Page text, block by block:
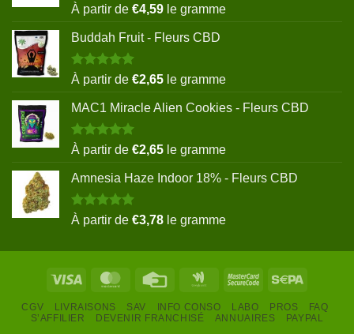
Note5.00
sur 5
À partir de €4,59 le gramme
Buddah Fruit - Fleurs CBD
Note5.00
sur 5
À partir de €2,65 le gramme
MAC1 Miracle Alien Cookies - Fleurs CBD
Note5.00
sur 5
À partir de €2,65 le gramme
Amnesia Haze Indoor 18% - Fleurs CBD
Note5.00
sur 5
À partir de €3,78 le gramme
Visa MasterCardCredit
Google
MasterCard
CGV LIVRAISONS SAV INFO CONSO LABO PROS
FAQ
S’AFFILIER
DEVENIR FRANCHISÉ ANNUAIRES PAYPAL